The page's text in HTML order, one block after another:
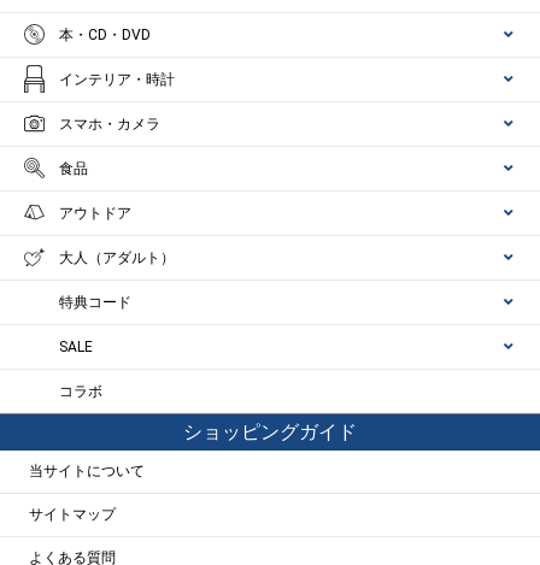
本・CD・DVD
インテリア・時計
スマホ・カメラ
食品
アウトドア
大人（アダルト）
特典コード
SALE
コラボ
ショッピングガイド
当サイトについて
サイトマップ
よくある質問